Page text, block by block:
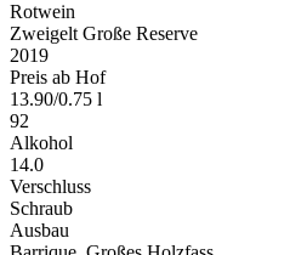
Rotwein
Zweigelt Große Reserve
2019
Preis ab Hof
13.90/0.75 l
92
Alkohol
14.0
Verschluss
Schraub
Ausbau